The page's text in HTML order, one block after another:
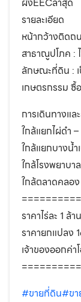
รายละเอียด
หน้ากว้างติดถ
สาธาณูปโภค :
ลักษณะที่ดิน :
เกษตรกรรม ซื้
การเดินทางแล
ใกล้แยกไผ่ดำ
ใกล้แยกบางน้
ใกล้โรงพยาบา
ใกล้ตลาดคลอ
ราคาไร่ละ 1 ล้
ราคายกแปลง
เจ้าของออกค่า
#ขายที่ดิน#ขา